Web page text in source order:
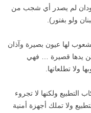
لم يصدر أي شجب من
ولو بفتور).
لها عيون بصيرة وآذان
يدها قصيرة … فهي
ولا تطلعاتها.
التطبيع ولكنها لا تجروء
ولا تملك أجهزة أمنية